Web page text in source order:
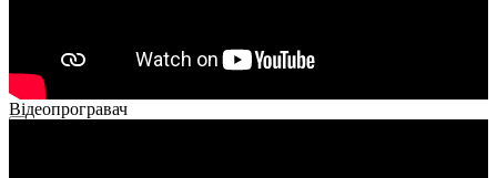
Відеопрогравач